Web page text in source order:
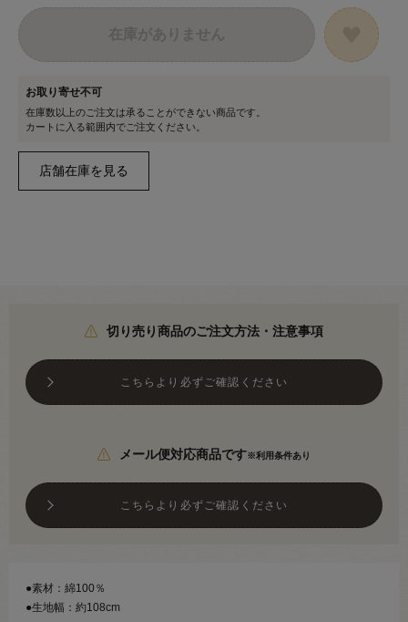
お取り寄せ不可
在庫数以上のご注文は承ることができない商品です。
カートに入る範囲内でご注文ください。
切り売り商品のご注文方法・注意事項
こちらより必ずご確認ください
メール便対応商品です※利用条件あり
こちらより必ずご確認ください
●素材：綿100％
●生地幅：約108cm